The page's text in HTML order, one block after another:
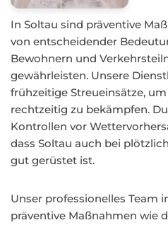
In Soltau sind präventive
von entscheidender
Bewohnern und
gewährleisten. Unsere
frühzeitige Streueinsätze,
rechtzeitig zu bekämpfen.
Kontrollen vor
dass Soltau auch bei
gut gerüstet ist.
Unser professionelles Team
präventive Maßnahmen wie